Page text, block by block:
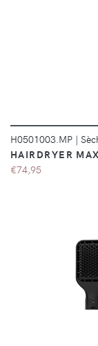
H0501003.MP |
HAIRDRYER
€74,95